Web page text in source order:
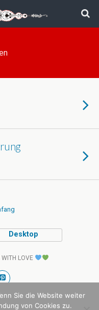
Desktop
WITH LOVE
Sie die Website weiter
von Cookies zu.